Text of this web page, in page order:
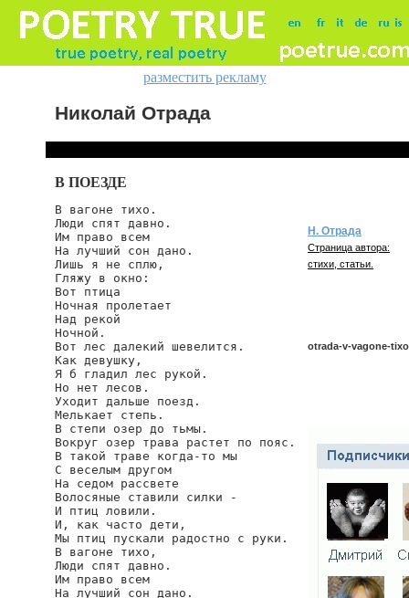
разместить рекламу
Николай Отрада
В ПОЕЗДЕ
В вагоне тихо.
Люди спят давно.
Им право всем
На лучший сон дано.
Лишь я не сплю,
Гляжу в окно:
Вот птица
Ночная пролетает
Над рекой
Ночной.
Вот лес далекий шевелится.
Как девушку,
Я б гладил лес рукой.
Но нет лесов.
Уходит дальше поезд.
Мелькает степь.
В степи озер до тьмы.
Вокруг озер трава растет по пояс.
В такой траве когда-то мы
С веселым другом
На седом рассвете
Волосяные ставили силки -
И птиц ловили.
И, как часто дети,
Мы птиц пускали радостно с руки.
В вагоне тихо,
Люди спят давно.
Им право всем
На лучший сон дано.
Н. Отрада
Страница автора:
стихи, статьи.
otrada-v-vagone-tixo